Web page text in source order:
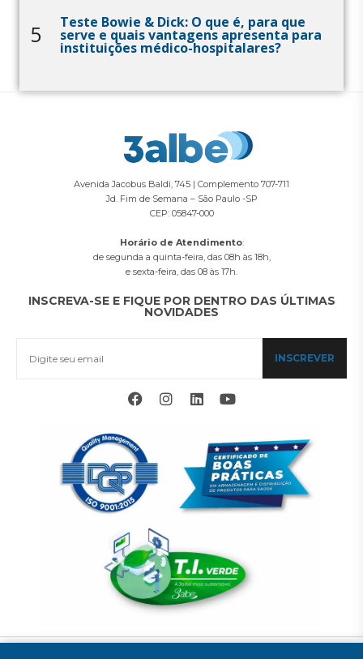
5 Teste Bowie & Dick: O que é, para que
serve e quais vantagens apresenta para
instituições médico-hospitalares?
Avenida Jacobus Baldi, 745 | Complemento 707-711
Jd. Fim de Semana – São Paulo -SP
CEP: 05847-000
Horário de Atendimento:
de segunda a quinta-feira, das 08h às 18h,
e sexta-feira, das 08 às 17h.
INSCREVA-SE E FIQUE POR DENTRO DAS ÚLTIMAS
NOVIDADES
INSCREVER